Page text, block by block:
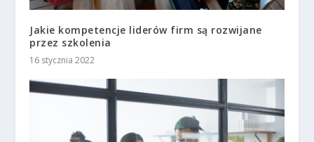
Jakie kompetencje liderów firm są rozwijane
przez szkolenia
16 stycznia 2022